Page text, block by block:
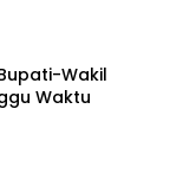
Wakil
Waktu